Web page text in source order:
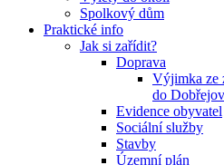
Spolkový dům
Praktické info
Jak si zařídit?
Doprava
Výjimka ze
do
Evidence obyvatel
Sociální služby
Stavby
Územní plán